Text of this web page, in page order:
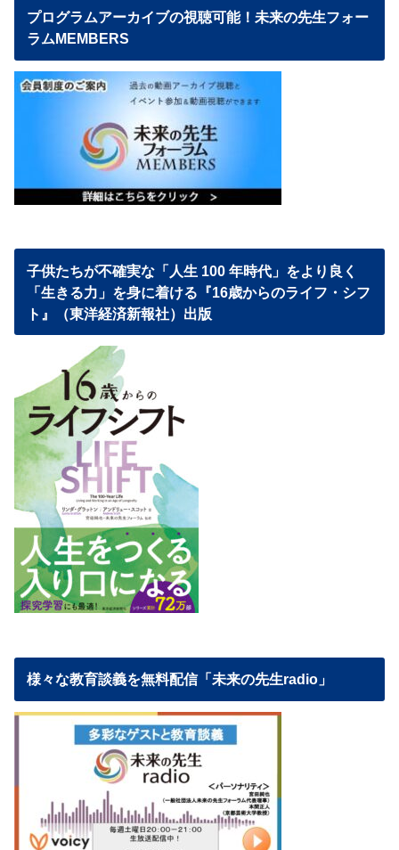
プログラムアーカイブの視聴可能！未来の先生フォー
ラムMEMBERS
子供たちが不確実な「人生 100 年時代」をより良く
「生きる力」を身に着ける『16歳からのライフ・シフ
ト』（東洋経済新報社）出版
様々な教育談義を無料配信「未来の先生radio」